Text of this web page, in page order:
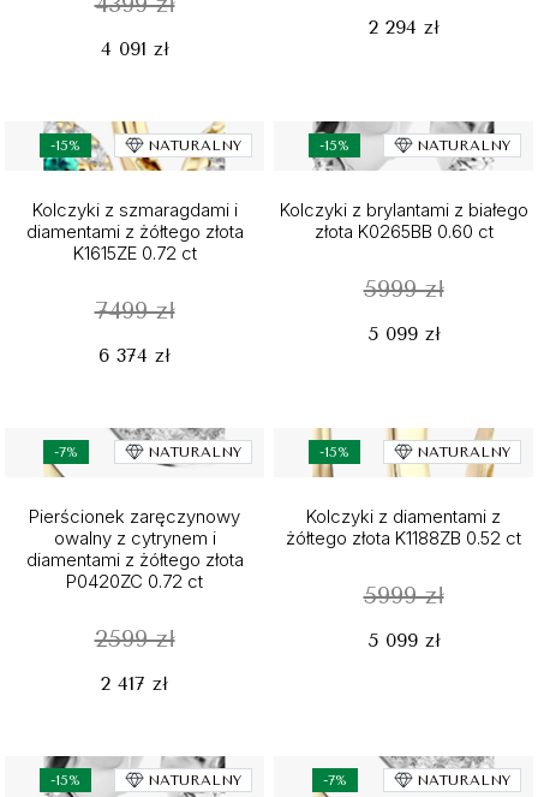
4 091 zł
2 294 zł
-15% NATURALNY
Kolczyki z szmaragdami i
diamentami z żółtego złota
K1615ZE 0.72 ct
7499 zł
6 374 zł
-15% NATURALNY
Kolczyki z brylantami z białego
złota K0265BB 0.60 ct
5999 zł
5 099 zł
-7% NATURALNY
Pierścionek zaręczynowy
owalny z cytrynem i
diamentami z żółtego złota
P0420ZC 0.72 ct
2599 zł
2 417 zł
-15% NATURALNY
Kolczyki z diamentami z
żółtego złota K1188ZB 0.52 ct
5999 zł
5 099 zł
-15% NATURALNY -7% NATURALNY